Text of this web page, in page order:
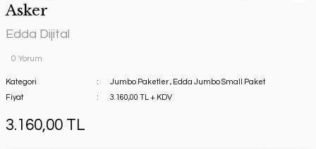
Asker
Edda Dijital
0 Yorum
Kategori Jumbo Paketler , Edda Jumbo Small Paket
Fiyat
3.160,00 TL + KDV
3.160,00 TL